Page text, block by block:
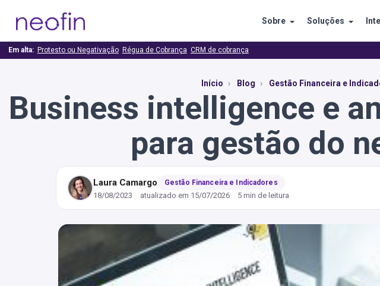
Sobre Soluções
Em alta: Protesto ou Negativação Régua de Cobrança CRM de cobrança
Início Blog Gestão Financeira e
Business intelligence e
para gestão do
Laura Camargo Gestão Financeira e Indicadores
18/08/2023 atualizado em 15/07/2026 5 min de leitura